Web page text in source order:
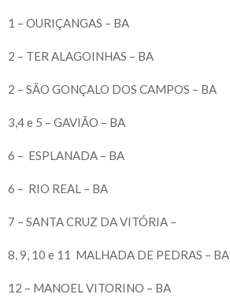
1 – OURIÇANGAS – BA
2 – TER ALAGOINHAS – BA
2 – SÃO GONÇALO DOS CAMPOS – BA
3,4 e 5 – GAVIÃO – BA
6 – ESPLANADA – BA
6 – RIO REAL – BA
7 – SANTA CRUZ DA VITÓRIA –
8, 9, 10 e 11 MALHADA DE PEDRAS – BA
12 – MANOEL VITORINO – BA